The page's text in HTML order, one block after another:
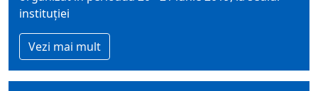
instituţiei
Vezi mai mult